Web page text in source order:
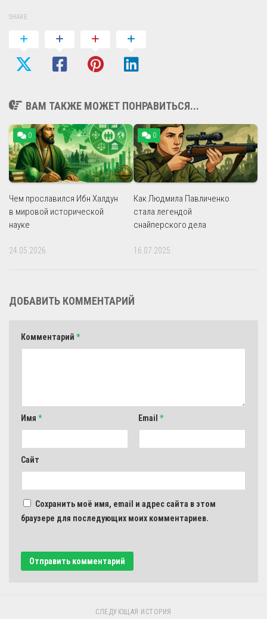
SHARE
ВАМ ТАКЖЕ МОЖЕТ ПОНРАВИТЬСЯ...
0
Чем прославился Ибн Халдун
в мировой исторической
науке
24.05.2026
0
Как Людмила Павличенко
стала легендой
снайперского дела
16.07.2025
ДОБАВИТЬ КОММЕНТАРИЙ
Комментарий *
Имя * Email *
Сайт
Сохранить моё имя, email и адрес сайта в этом
браузере для последующих моих комментариев.
СЛЕДУЮЩАЯ ИСТОРИЯ